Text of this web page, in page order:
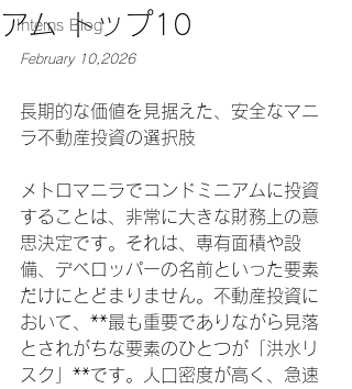
Interns Blog
アム トップ10
February 10,2026
長期的な価値を見据えた、安全なマニ
ラ不動産投資の選択肢
メトロマニラでコンドミニアムに投資
することは、非常に大きな財務上の意
思決定です。それは、専有面積や設
備、デベロッパーの名前といった要素
だけにとどまりません。不動産投資に
おいて、**最も重要でありながら見落
とされがちな要素のひとつが「洪水リ
スク」**です。人口密度が高く、急速